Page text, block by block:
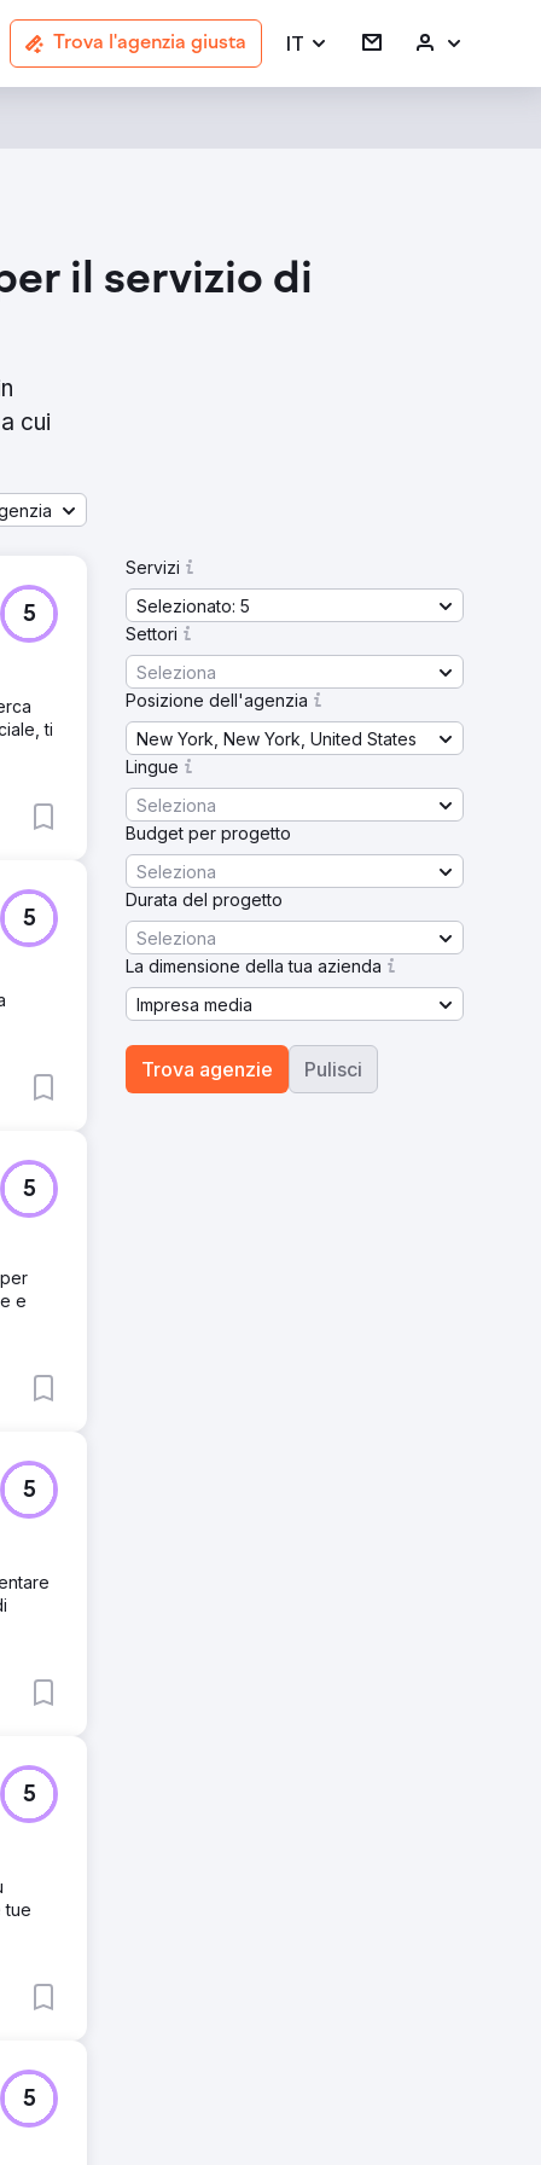
Trova l'agenzia giusta IT
il servizio di
cui
5
ti
5
5
e
5
5
tue
5
Servizi
Selezionato: 5
Settori
Seleziona
Posizione dell'agenzia
New York, New York, United States
Lingue
Seleziona
Budget per progetto
Seleziona
Durata del progetto
Seleziona
La dimensione della tua azienda
Impresa media
Trova agenzie Pulisci